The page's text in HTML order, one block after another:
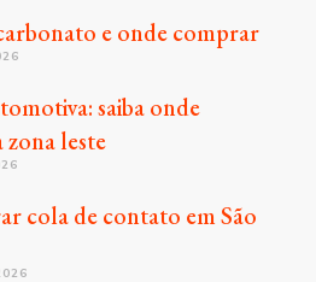
e onde comprar
saiba onde
leste
cola de contato em São